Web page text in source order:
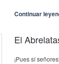
Continuar
El
¡Pues sí